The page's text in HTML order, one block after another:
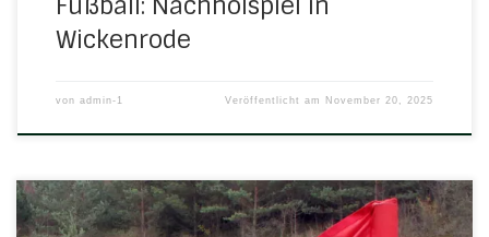
Wickenrode
von admin-1 Veröffentlicht am November 20, 2025